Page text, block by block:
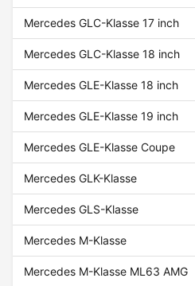
Mercedes GLC-Klasse 17 inch
Mercedes GLC-Klasse 18 inch
Mercedes GLE-Klasse 18 inch
Mercedes GLE-Klasse 19 inch
Mercedes GLE-Klasse Coupe
Mercedes GLK-Klasse
Mercedes GLS-Klasse
Mercedes M-Klasse
Mercedes M-Klasse ML63 AMG